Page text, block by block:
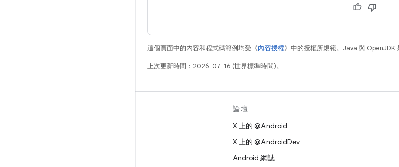
這個頁面中的內容和程式碼範例均受《內容授權》中的授權所規範。Java 與 OpenJDK
上次更新時間：2026-07-16 (世界標準時間)。
論壇
X 上的 @Android
X 上的 @AndroidDev
Android 網誌